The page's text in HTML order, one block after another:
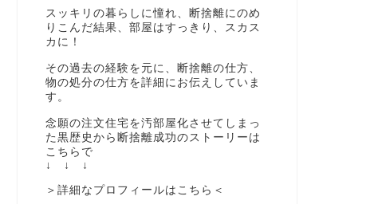
スッキリの暮らしに憧れ、断捨離にのめ
りこんだ結果、部屋はすっきり、スカス
カに！
その過去の経験を元に、断捨離の仕方、
物の処分の仕方を詳細にお伝えしていま
す。
念願の注文住宅を汚部屋化させてしまっ
た黒歴史から断捨離成功のストーリーは
こちらで
↓ ↓ ↓
＞詳細なプロフィールはこちら＜